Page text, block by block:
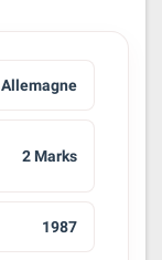
Allemagne
2 Marks
1987